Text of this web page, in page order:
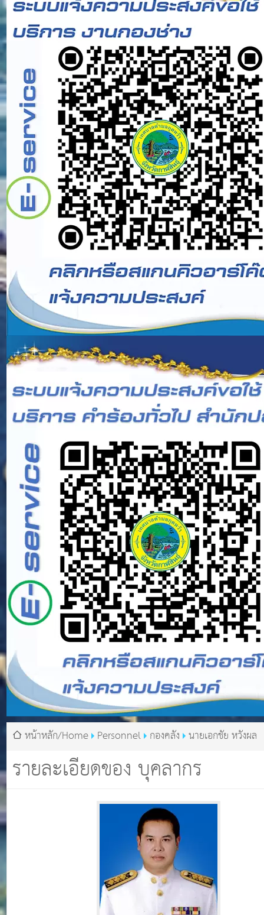
รายละเอียดของ บุคลากร
หน้าหลัก/Home Personnel กองคลัง นายเอกชัย หวังผล